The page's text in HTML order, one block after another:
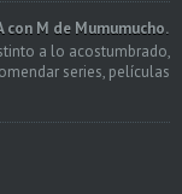
con M de Mumumucho.
a lo acostumbrado,
series, películas